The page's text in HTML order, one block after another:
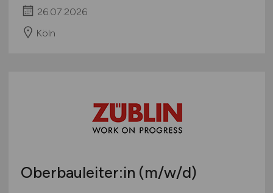
26.07.2026
Köln
Oberbauleiter:in (m/w/d)